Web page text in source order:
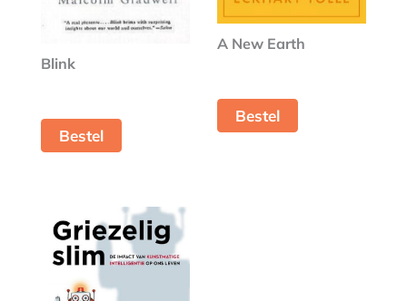
Blink
Bestel
A New Earth
Bestel